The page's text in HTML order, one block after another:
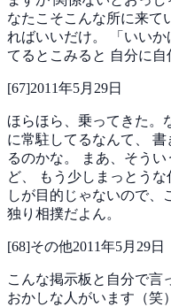
なたこそこんな所に来て
ればいいだけ。
「いい
てるとこみると 自分に自
[67]2011年5月29日
ほらほら、乗ってきた。
に常駐してるなんて、 書
るのかな。
まあ、そう
ど、
もう少しまっとう
しが目的じゃないので、
独り相撲だよん。
[68]その他2011年5月29日
こんな掲示板と自分で言
おかしな人がいます（笑